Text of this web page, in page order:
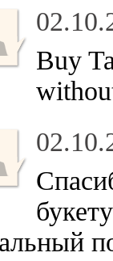
Buy